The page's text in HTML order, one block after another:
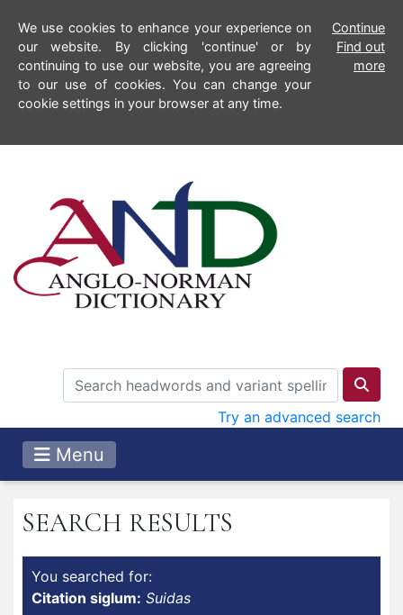
We use cookies to enhance your experience on
our website. By clicking 'continue' or by
continuing to use our website, you are agreeing
to our use of cookies. You can change your
cookie settings in your browser at any time.
Continue
Find out
more
Try an advanced search
Menu
SEARCH RESULTS
You searched for:
Citation siglum: Suidas